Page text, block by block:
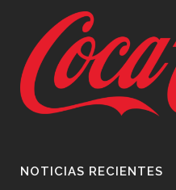
NOTICIAS RECIENTES